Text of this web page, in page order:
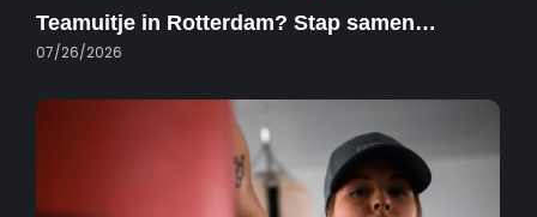
Teamuitje in Rotterdam? Stap samen…
07/26/2026